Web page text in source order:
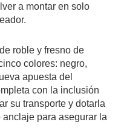
a montar en solo
roble y fresno de
colores: negro,
apuesta del
con la inclusión
su transporte y dotarla
para asegurar la